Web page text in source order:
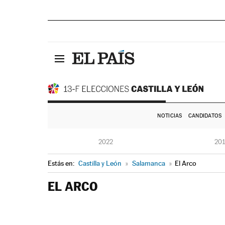
NOTICIAS CANDIDATOS
2022
Estás en: Castilla y León » Salamanca » El Arco
EL ARCO